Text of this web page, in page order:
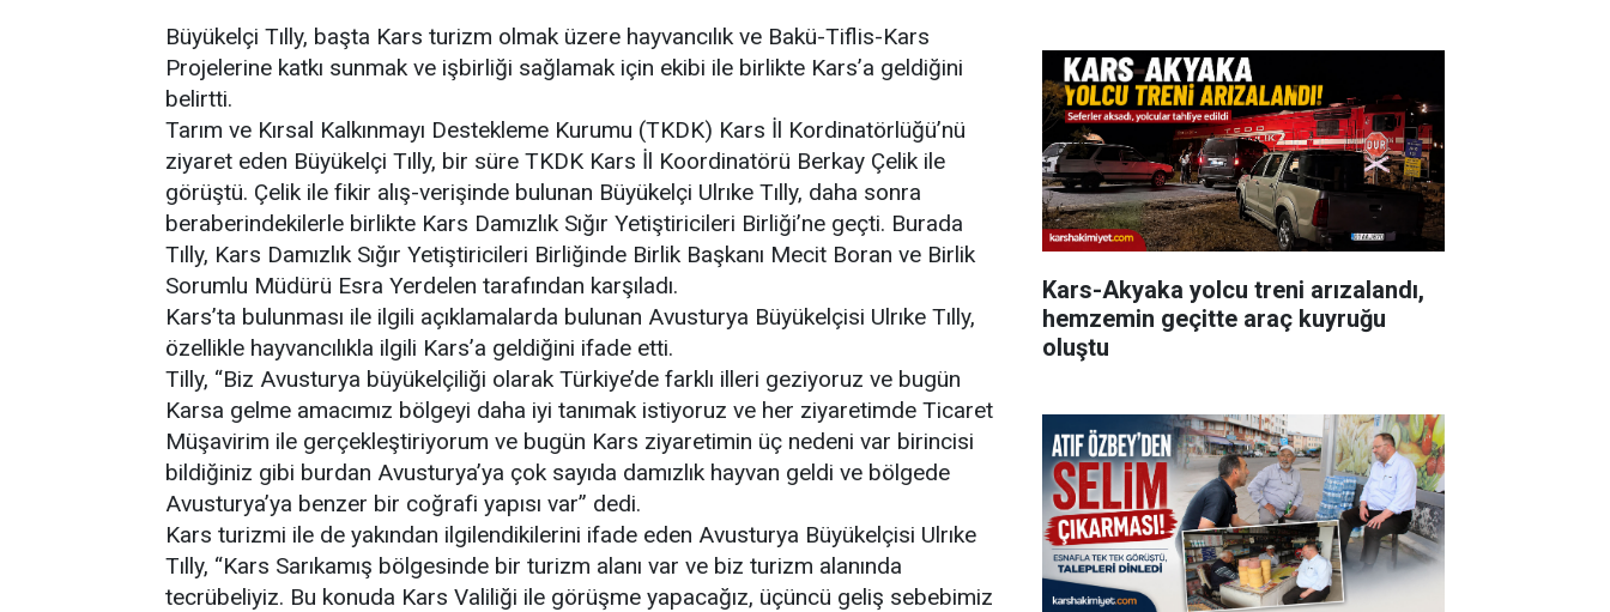
Büyükelçi Tılly, başta Kars turizm olmak üzere hayvancılık ve Bakü-Tiflis-Kars
Projelerine katkı sunmak ve işbirliği sağlamak için ekibi ile birlikte Kars’a geldiğini
belirtti.
Tarım ve Kırsal Kalkınmayı Destekleme Kurumu (TKDK) Kars İl Kordinatörlüğü’nü
ziyaret eden Büyükelçi Tılly, bir süre TKDK Kars İl Koordinatörü Berkay Çelik ile
görüştü. Çelik ile fikir alış-verişinde bulunan Büyükelçi Ulrıke Tılly, daha sonra
beraberindekilerle birlikte Kars Damızlık Sığır Yetiştiricileri Birliği’ne geçti. Burada
Tılly, Kars Damızlık Sığır Yetiştiricileri Birliğinde Birlik Başkanı Mecit Boran ve Birlik
Sorumlu Müdürü Esra Yerdelen tarafından karşıladı.
Kars’ta bulunması ile ilgili açıklamalarda bulunan Avusturya Büyükelçisi Ulrıke Tılly,
özellikle hayvancılıkla ilgili Kars’a geldiğini ifade etti.
Tilly, “Biz Avusturya büyükelçiliği olarak Türkiye’de farklı illeri geziyoruz ve bugün
Karsa gelme amacımız bölgeyi daha iyi tanımak istiyoruz ve her ziyaretimde Ticaret
Müşavirim ile gerçekleştiriyorum ve bugün Kars ziyaretimin üç nedeni var birincisi
bildiğiniz gibi burdan Avusturya’ya çok sayıda damızlık hayvan geldi ve bölgede
Avusturya’ya benzer bir coğrafi yapısı var” dedi.
Kars turizmi ile de yakından ilgilendikilerini ifade eden Avusturya Büyükelçisi Ulrıke
Tılly, “Kars Sarıkamış bölgesinde bir turizm alanı var ve biz turizm alanında
tecrübeliyiz. Bu konuda Kars Valiliği ile görüşme yapacağız, üçüncü geliş sebebimiz
Kars-Akyaka yolcu treni arızalandı,
hemzemin geçitte araç kuyruğu
oluştu